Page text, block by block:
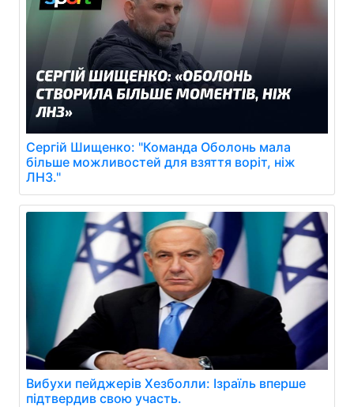
Сергій Шищенко: "Команда Оболонь мала
більше можливостей для взяття воріт, ніж
ЛНЗ."
Вибухи пейджерів Хезболли: Ізраїль вперше
підтвердив свою участь.